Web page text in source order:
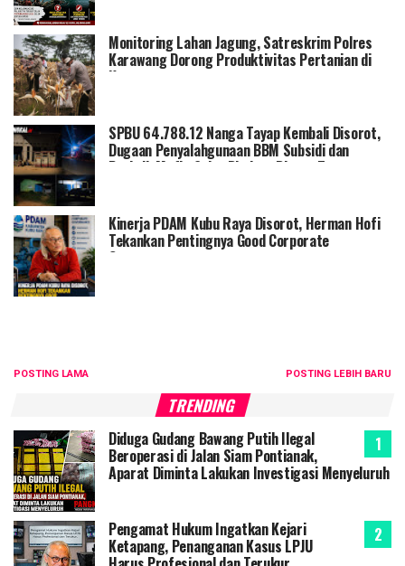
Monitoring Lahan Jagung, Satreskrim Polres
Karawang Dorong Produktivitas Pertanian di
Karawang
SPBU 64.788.12 Nanga Tayap Kembali Disorot,
Dugaan Penyalahgunaan BBM Subsidi dan
Praktik Mafia Solar Diminta Diusut Tuntas
Kinerja PDAM Kubu Raya Disorot, Herman Hofi
Tekankan Pentingnya Good Corporate
Governance
POSTING LEBIH BARU
POSTING LAMA
TRENDING
Diduga Gudang Bawang Putih Ilegal
Beroperasi di Jalan Siam Pontianak,
Aparat Diminta Lakukan Investigasi Menyeluruh
Pengamat Hukum Ingatkan Kejari
Ketapang, Penanganan Kasus LPJU